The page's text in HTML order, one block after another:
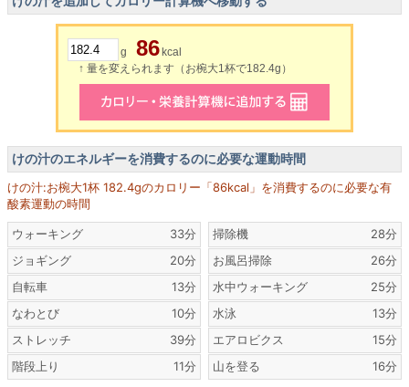
g 86 kcal
↑ 量を変えられます（お椀大1杯で182.4g）
けの汁のエネルギーを消費するのに必要な運動時間
けの汁:お椀大1杯 182.4gのカロリー「86kcal」を消費するのに必要な有
酸素運動の時間
ウォーキング
33分
ジョギング
20分
自転車
13分
なわとび
10分
ストレッチ
39分
階段上り
11分
掃除機
28分
お風呂掃除
26分
水中ウォーキング
25分
水泳
13分
エアロビクス
15分
山を登る
16分